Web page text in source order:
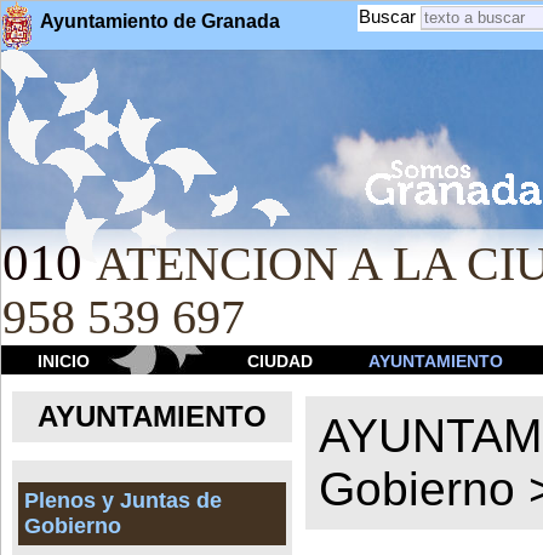
Ayuntamiento de Granada Buscar
010 ATENCION A LA
958 539 697
INICIO CIUDAD AYUNTAMIENTO
AYUNTAMIENTO
Plenos y Juntas de
Gobierno
Gobierno